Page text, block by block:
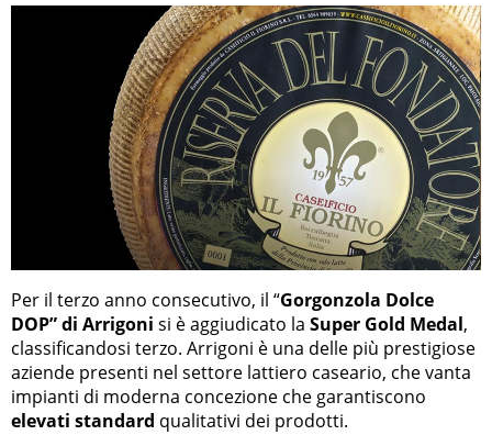
Per il terzo anno consecutivo, il “Gorgonzola Dolce
DOP” di Arrigoni si è aggiudicato la Super Gold Medal,
classificandosi terzo. Arrigoni è una delle più prestigiose
aziende presenti nel settore lattiero caseario, che vanta
impianti di moderna concezione che garantiscono
elevati standard qualitativi dei prodotti.